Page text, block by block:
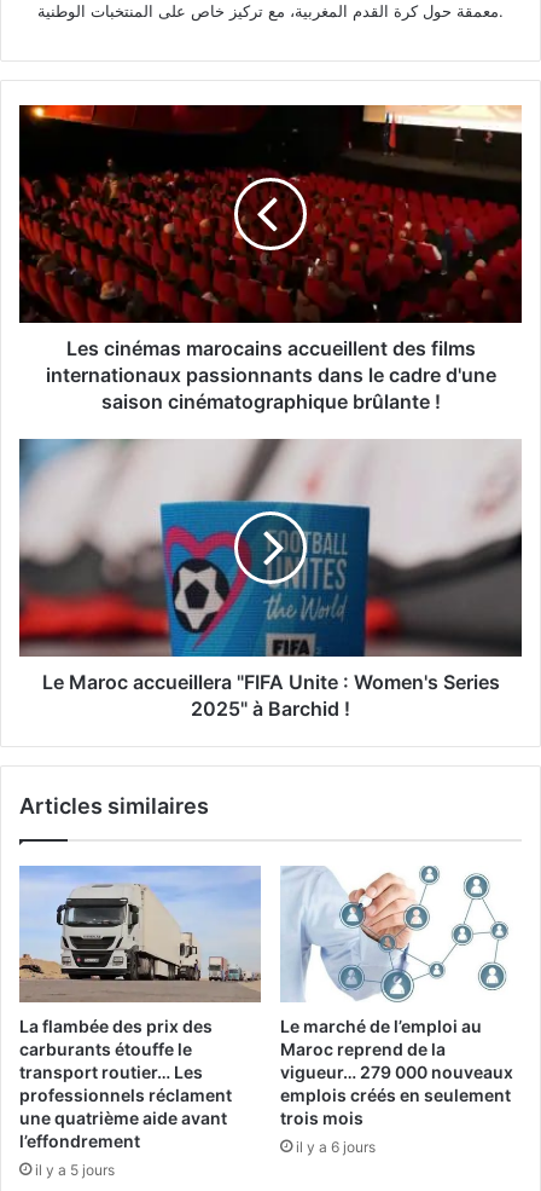
معمقة حول كرة القدم المغربية، مع تركيز خاص على المنتخبات الوطنية.
Les
accueillent
des
films
internationaux
passionnants
dans
cadre
cinématographique
brûlante
!
Les cinémas marocains accueillent des films
internationaux passionnants dans le cadre d'une
saison cinématographique brûlante !
Maroc
accueillera
Unite
Women's
Series
2025"
Le Maroc accueillera "FIFA Unite : Women's Series
2025" à Barchid !
Articles similaires
La flambée des prix des
carburants étouffe le
transport routier… Les
professionnels réclament
une quatrième aide avant
l’effondrement
il y a 5 jours
Le marché de l’emploi au
Maroc reprend de la
vigueur… 279 000 nouveaux
emplois créés en seulement
trois mois
il y a 6 jours